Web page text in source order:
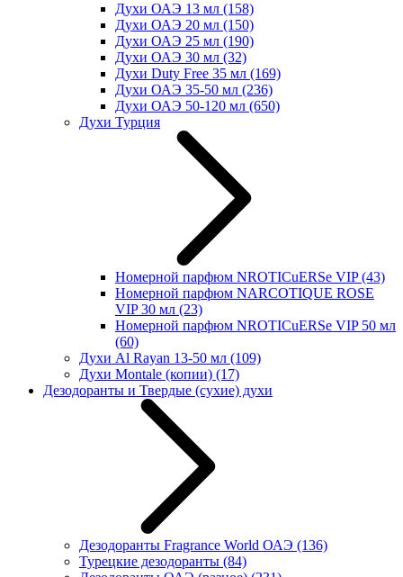
Духи ОАЭ 13 мл (158)
Духи ОАЭ 20 мл (150)
Духи ОАЭ 25 мл (190)
Духи ОАЭ 30 мл (32)
Духи Duty Free 35 мл (169)
Духи ОАЭ 35-50 мл (236)
Духи ОАЭ 50-120 мл (650)
Духи Турция
Номерной парфюм NROTICuERSe VIP(43)
Номерной парфюм NARCOTIQUE ROSE
VIP 30 мл (23)
Номерной парфюм NROTICuERSe VIP 50 мл
(60)
Духи Al Rayan 13-50 мл (109)
Духи Montale (копии) (17)
Дезодоранты и Твердые (сухие) духи
Дезодоранты Fragrance World ОАЭ (136)
Турецкие дезодоранты (84)